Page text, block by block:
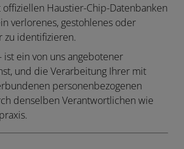
Haustier-Chip-Datenbanken
verlorenes, gestohlenes oder
zu identifizieren.
ist ein von uns angebotener
und die Verarbeitung Ihrer mit
personenbezogenen
denselben Verantwortlichen wie